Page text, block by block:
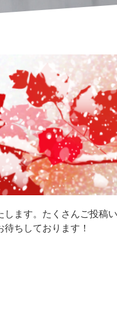
ます。たくさんご投稿
ちしております！